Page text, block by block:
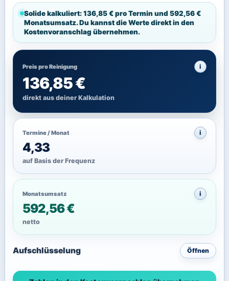
Solide kalkuliert: 136,85 € pro Termin und 592,56 €
Monatsumsatz. Du kannst die Werte direkt in den
Kostenvoranschlag übernehmen.
Preis pro Reinigung i
136,85 €
direkt aus deiner Kalkulation
Termine / Monat i
4,33
auf Basis der Frequenz
Monatsumsatz i
592,56 €
netto
Aufschlüsselung Öffnen